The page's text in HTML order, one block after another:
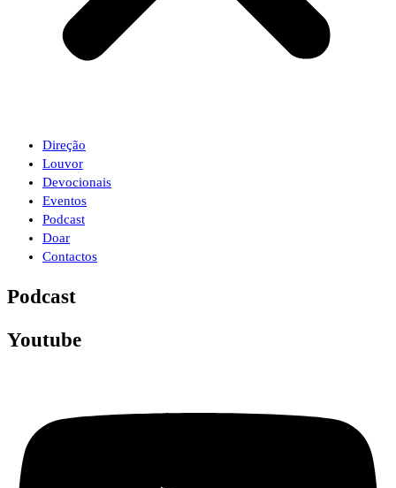
Direção
Louvor
Devocionais
Eventos
Podcast
Doar
Contactos
Podcast
Youtube